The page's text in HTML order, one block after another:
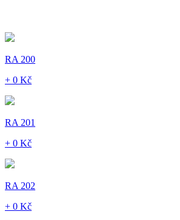
RA 200
+ 0 Kč
RA 201
+ 0 Kč
RA 202
+ 0 Kč